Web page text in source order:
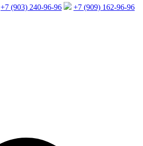
+7 (903) 240-96-96 +7 (909) 162-96-96